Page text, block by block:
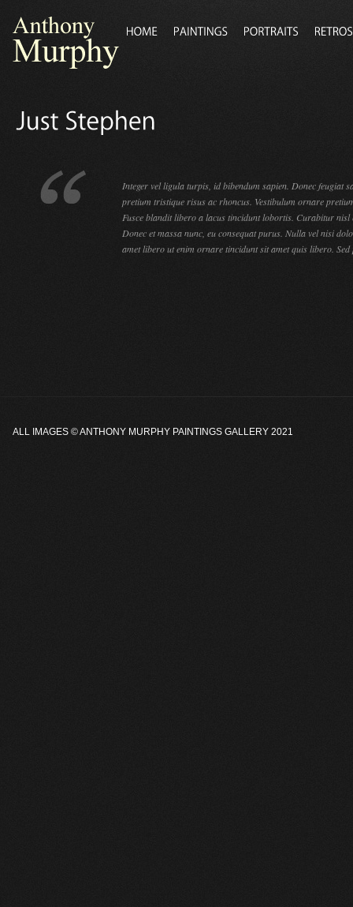
Integer vel ligula turpis, id bibendum sapien. Donec
pretium tristique risus ac rhoncus. Vestibulum ornare
Fusce blandit libero a lacus tincidunt lobortis. Curabitur nisl
Donec et massa nunc, eu consequat purus. Nulla vel nisi
amet libero ut enim ornare tincidunt sit amet quis libero.
ALL IMAGES ©ANTHONY MURPHY PAINTINGS GALLERY 2021